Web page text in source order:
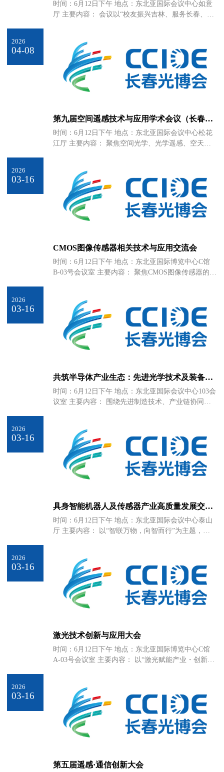
时间：6月12日下午 地点：东北亚国际会议中心如意
厅 主要内容： 会议以“校友振兴吉林、服务长春、创
2026
04-08
第九届空间遥感技术与应用学术会议（长春
站）
时间：6月12日下午 地点：东北亚国际会议中心松花
江厅 主要内容： 聚焦空间光学、光学遥感、空天探
专委会与科研院所，汇聚院士、专家与青年学者，共
促空间光学与遥感技术高质量发展，助力长春“光
谷”建设与东北光电产业创新升级。
2026
03-16
CMOS图像传感器相关技术与应用交流会
时间：6月12日下午 地点：东北亚国际博览中心C馆
B-03号会议室 主要内容： 聚焦CMOS图像传感器的技
在机器视觉、安防监控、智能交通、生命科学、生物
医疗、科学影像等行业的应用场景及重要性进行深入
交流。
2026
03-16
共筑半导体产业生态：先进光学技术及装备合
作发展研讨会
时间：6月12日下午 地点：东北亚国际会议中心103会
议室 主要内容： 围绕先进制造技术、产业链协同发
探讨半导体高端制造前沿技术与行业发展未来。
2026
03-16
具身智能机器人及传感器产业高质量发展交流
会
时间：6月12日下午 地点：东北亚国际会议中心泰山
厅 主要内容： 以“智联万物，向智而行”为主题，围
人及智能传感器产业高水平的交流合作平台，推动成
立吉林省机器人及传感器产业创新发展联盟，形成产
业高质量发展的核心引擎。
2026
03-16
激光技术创新与应用大会
时间：6月12日下午 地点：东北亚国际博览中心C馆
A-03号会议室 主要内容： 以“激光赋能产业・创新引
合路径与创新机遇，促进技术、资本与产业需求对
接，共同培育开放协作的激光技术应用生态。
2026
03-16
第五届遥感·通信创新大会